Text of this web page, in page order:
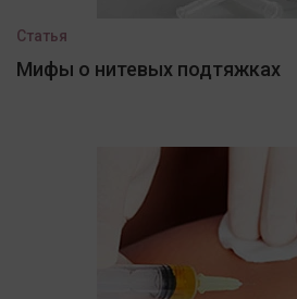
Статья
Мифы о нитевых подтяжках